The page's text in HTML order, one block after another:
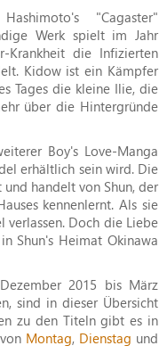
"Cagaster"
Werk spielt im Jahr
Krankheit die Infizierten
Kidow ist ein Kämpfer
Tages die kleine Ilie, die
über die Hintergründe
Boy's Love-Manga
erhältlich sein wird. Die
handelt von Shun, der
kennenlernt. Als sie
verlassen. Doch die Liebe
Shun's Heimat Okinawa
2015 bis März
sind in dieser Übersicht
zu den Titeln gibt es in
Montag, Dienstag und